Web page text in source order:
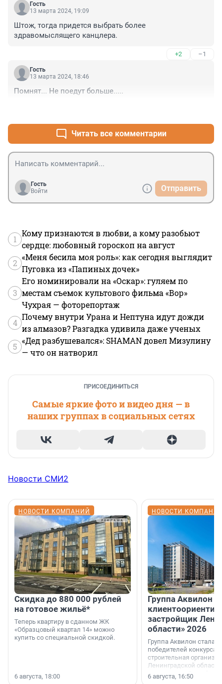
Гость
13 марта 2024, 19:09
Штож, тогда придется выбрать более
здравомыслящего канцлера.
+2 –1
Гость
13 марта 2024, 18:46
Помнят... Не поедут больше.....
Читать все комментарии
Гость
Войти
Отправить
1
Кому признаются в любви, а кому разобьют
сердце: любовный гороскоп на август
2
«Меня бесила моя роль»: как сегодня выглядит
Пуговка из «Папиных дочек»
3
Его номинировали на «Оскар»: гуляем по
местам съемок культового фильма «Вор»
Чухрая — фоторепортаж
4
Почему внутри Урана и Нептуна идут дожди
из алмазов? Разгадка удивила даже ученых
5
«Дед разбушевался»: SHAMAN довел Мизулину
— что он натворил
ПРИСОЕДИНИТЬСЯ
Самые яркие фото и видео дня — в
наших группах в социальных сетях
Новости СМИ2
НОВОСТИ КОМПАНИЙ
Скидка до 880 000 рублей
на готовое жильё*
Теперь квартиру в сданном ЖК
«Образцовый квартал 14» можно
купить со специальной скидкой.
6 августа, 18:00
НОВОСТИ
Группа Аквилон
застройщик
области» 2026
Группа Аквилон стала
победителей конкурса
строительная
Ленинградской области
номинации «Самый
6 августа, 16:50